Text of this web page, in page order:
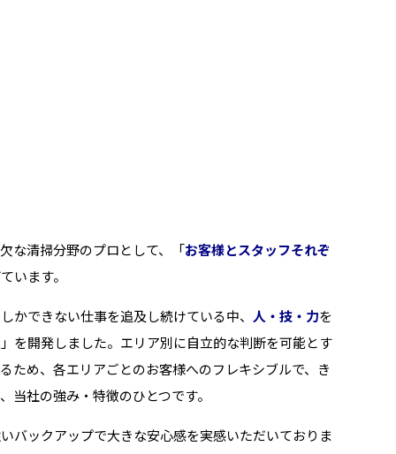
な清掃分野のプロとして、「お客様とスタッフそれぞ
います。
かできない仕事を追及し続けている中、 人・技・力を
」を開発しました。エリア別に自立的な判断を可能とす
ため、各エリアごとのお客様へのフレキシブルで、き
当社の強み・特徴のひとつです。
バックアップで大きな安心感を実感いただいておりま